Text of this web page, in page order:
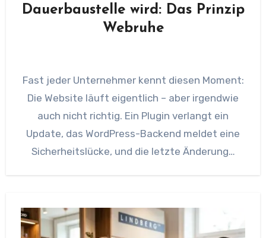
Dauerbaustelle wird: Das Prinzip
Webruhe
Fast jeder Unternehmer kennt diesen Moment:
Die Website läuft eigentlich – aber irgendwie
auch nicht richtig. Ein Plugin verlangt ein
Update, das WordPress-Backend meldet eine
Sicherheitslücke, und die letzte Änderung…